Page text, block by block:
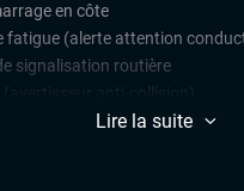
en côte
fatigue (alerte attention
signalisation routière
Lire la suite